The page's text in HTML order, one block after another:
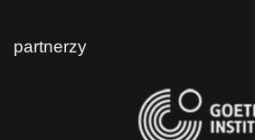
partnerzy